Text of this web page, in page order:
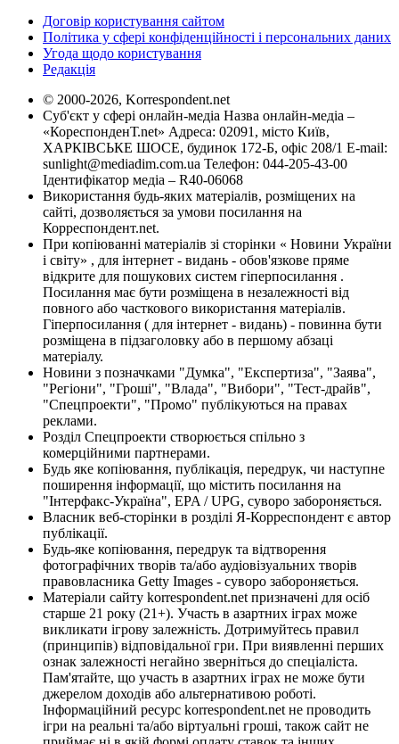
Договір користування сайтом
Політика у сфері конфіденційності і персональних даних
Угода щодо користування
Редакція
© 2000-2026, Korrespondent.net
Суб'єкт у сфері онлайн-медіа Назва онлайн-медіа –
«КореспонденТ.net» Адреса: 02091, місто Київ,
ХАРКІВСЬКЕ ШОСЕ, будинок 172-Б, офіс 208/1 E-mail:
sunlight@mediadim.com.ua Телефон: 044-205-43-00
Ідентифікатор медіа – R40-06068
Використання будь-яких матеріалів, розміщених на
сайті, дозволяється за умови посилання на
Корреспондент.net.
При копіюванні матеріалів зі сторінки « Новини України
і світу» , для інтернет - видань - обов'язкове пряме
відкрите для пошукових систем гіперпосилання .
Посилання має бути розміщена в незалежності від
повного або часткового використання матеріалів.
Гіперпосилання ( для інтернет - видань) - повинна бути
розміщена в підзаголовку або в першому абзаці
матеріалу.
Новини з позначками "Думка", "Експертиза", "Заява",
"Регіони", "Гроші", "Влада", "Вибори", "Тест-драйв",
"Спецпроекти", "Промо" публікуються на правах
реклами.
Розділ Спецпроекти створюється спільно з
комерційними партнерами.
Будь яке копіювання, публікація, передрук, чи наступне
поширення інформації, що містить посилання на
"Інтерфакс-Україна", EPA / UPG, суворо забороняється.
Власник веб-сторінки в розділі Я-Корреспондент є автор
публікації.
Будь-яке копіювання, передрук та відтворення
фотографічних творів та/або аудіовізуальних творів
правовласника Getty Images - суворо забороняється.
Матеріали сайту korrespondent.net призначені для осіб
старше 21 року (21+). Участь в азартних іграх може
викликати ігрову залежність. Дотримуйтесь правил
(принципів) відповідальної гри. При виявленні перших
ознак залежності негайно зверніться до спеціаліста.
Пам'ятайте, що участь в азартних іграх не може бути
джерелом доходів або альтернативою роботі.
Інформаційний ресурс korrespondent.net не проводить
ігри на реальні та/або віртуальні гроші, також сайт не